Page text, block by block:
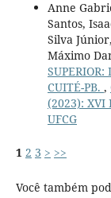
Anne
Santos,
Silva
Máximo
CUITÉ-PB. ,
(2023):
UFCG
1 2 3 > >>
Você também